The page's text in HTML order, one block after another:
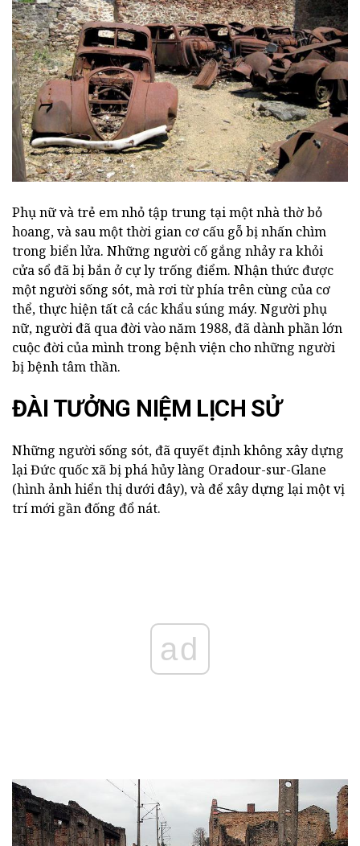
Phụ nữ và trẻ em nhỏ tập trung tại một nhà thờ bỏ
hoang, và sau một thời gian cơ cấu gỗ bị nhấn chìm
trong biển lửa. Những người cố gắng nhảy ra khỏi
cửa sổ đã bị bắn ở cự ly trống điểm. Nhận thức được
một người sống sót, mà rơi từ phía trên cùng của cơ
thể, thực hiện tất cả các khẩu súng máy. Người phụ
nữ, người đã qua đời vào năm 1988, đã dành phần lớn
cuộc đời của mình trong bệnh viện cho những người
bị bệnh tâm thần.
ĐÀI TƯỞNG NIỆM LỊCH SỬ
Những người sống sót, đã quyết định không xây dựng
lại Đức quốc xã bị phá hủy làng Oradour-sur-Glane
(hình ảnh hiển thị dưới đây), và để xây dựng lại một vị
trí mới gần đống đổ nát.
ad